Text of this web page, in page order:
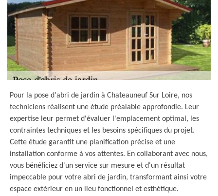
Pour la pose d'abri de jardin à Chateauneuf Sur Loire, nos
techniciens réalisent une étude préalable approfondie. Leur
expertise leur permet d'évaluer l'emplacement optimal, les
contraintes techniques et les besoins spécifiques du projet.
Cette étude garantit une planification précise et une
installation conforme à vos attentes. En collaborant avec nous,
vous bénéficiez d'un service sur mesure et d'un résultat
impeccable pour votre abri de jardin, transformant ainsi votre
espace extérieur en un lieu fonctionnel et esthétique.